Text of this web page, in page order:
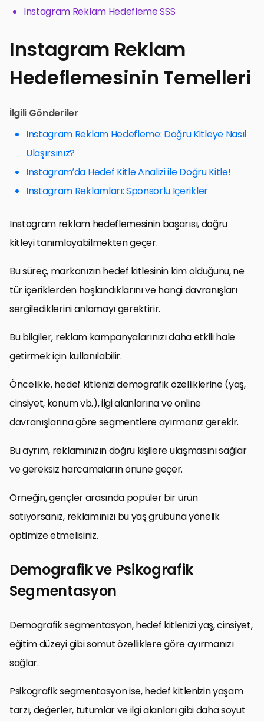
Instagram Reklam Hedefleme SSS
Instagram Reklam
Hedeflemesinin Temelleri
İlgili Gönderiler
Instagram Reklam Hedefleme: Doğru Kitleye Nasıl
Ulaşırsınız?
Instagram’da Hedef Kitle Analizi ile Doğru Kitle!
Instagram Reklamları: Sponsorlu İçerikler
Instagram reklam hedeflemesinin başarısı, doğru
kitleyi tanımlayabilmekten geçer.
Bu süreç, markanızın hedef kitlesinin kim olduğunu, ne
tür içeriklerden hoşlandıklarını ve hangi davranışları
sergilediklerini anlamayı gerektirir.
Bu bilgiler, reklam kampanyalarınızı daha etkili hale
getirmek için kullanılabilir.
Öncelikle, hedef kitlenizi demografik özelliklerine (yaş,
cinsiyet, konum vb.), ilgi alanlarına ve online
davranışlarına göre segmentlere ayırmanız gerekir.
Bu ayrım, reklamınızın doğru kişilere ulaşmasını sağlar
ve gereksiz harcamaların önüne geçer.
Örneğin, gençler arasında popüler bir ürün
satıyorsanız, reklamınızı bu yaş grubuna yönelik
optimize etmelisiniz.
Demografik ve Psikografik
Segmentasyon
Demografik segmentasyon, hedef kitlenizi yaş, cinsiyet,
eğitim düzeyi gibi somut özelliklere göre ayırmanızı
sağlar.
Psikografik segmentasyon ise, hedef kitlenizin yaşam
tarzı, değerler, tutumlar ve ilgi alanları gibi daha soyut